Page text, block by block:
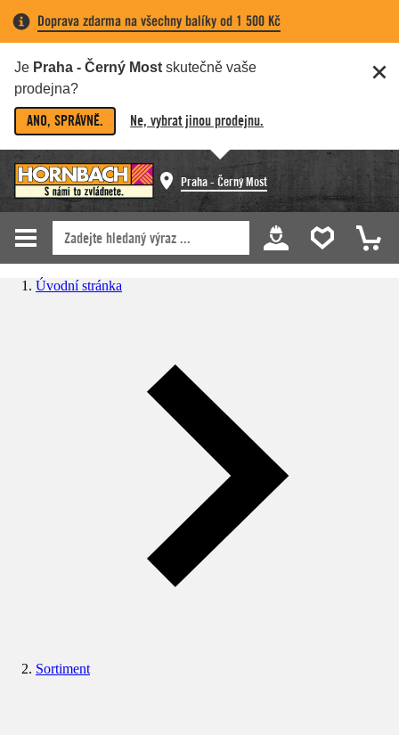
Doprava zdarma na všechny balíky od 1 500 Kč
Je Praha - Černý Most skutečně vaše
prodejna?
ANO, SPRÁVNĚ. Ne, vybrat jinou prodejnu.
Praha - Černý Most
Úvodní stránka
Sortiment